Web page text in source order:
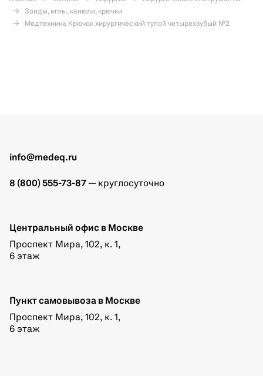
Зонды, иглы, канюли, крючки
Медтехника Крючок хирургический тупой четырехзубый №2
info@medeq.ru
8 (800) 555-73-87 — круглосуточно
Центральный офис в Москве
Проспект Мира, 102, к. 1,
6 этаж
Пункт самовывоза в Москве
Проспект Мира, 102, к. 1,
6 этаж